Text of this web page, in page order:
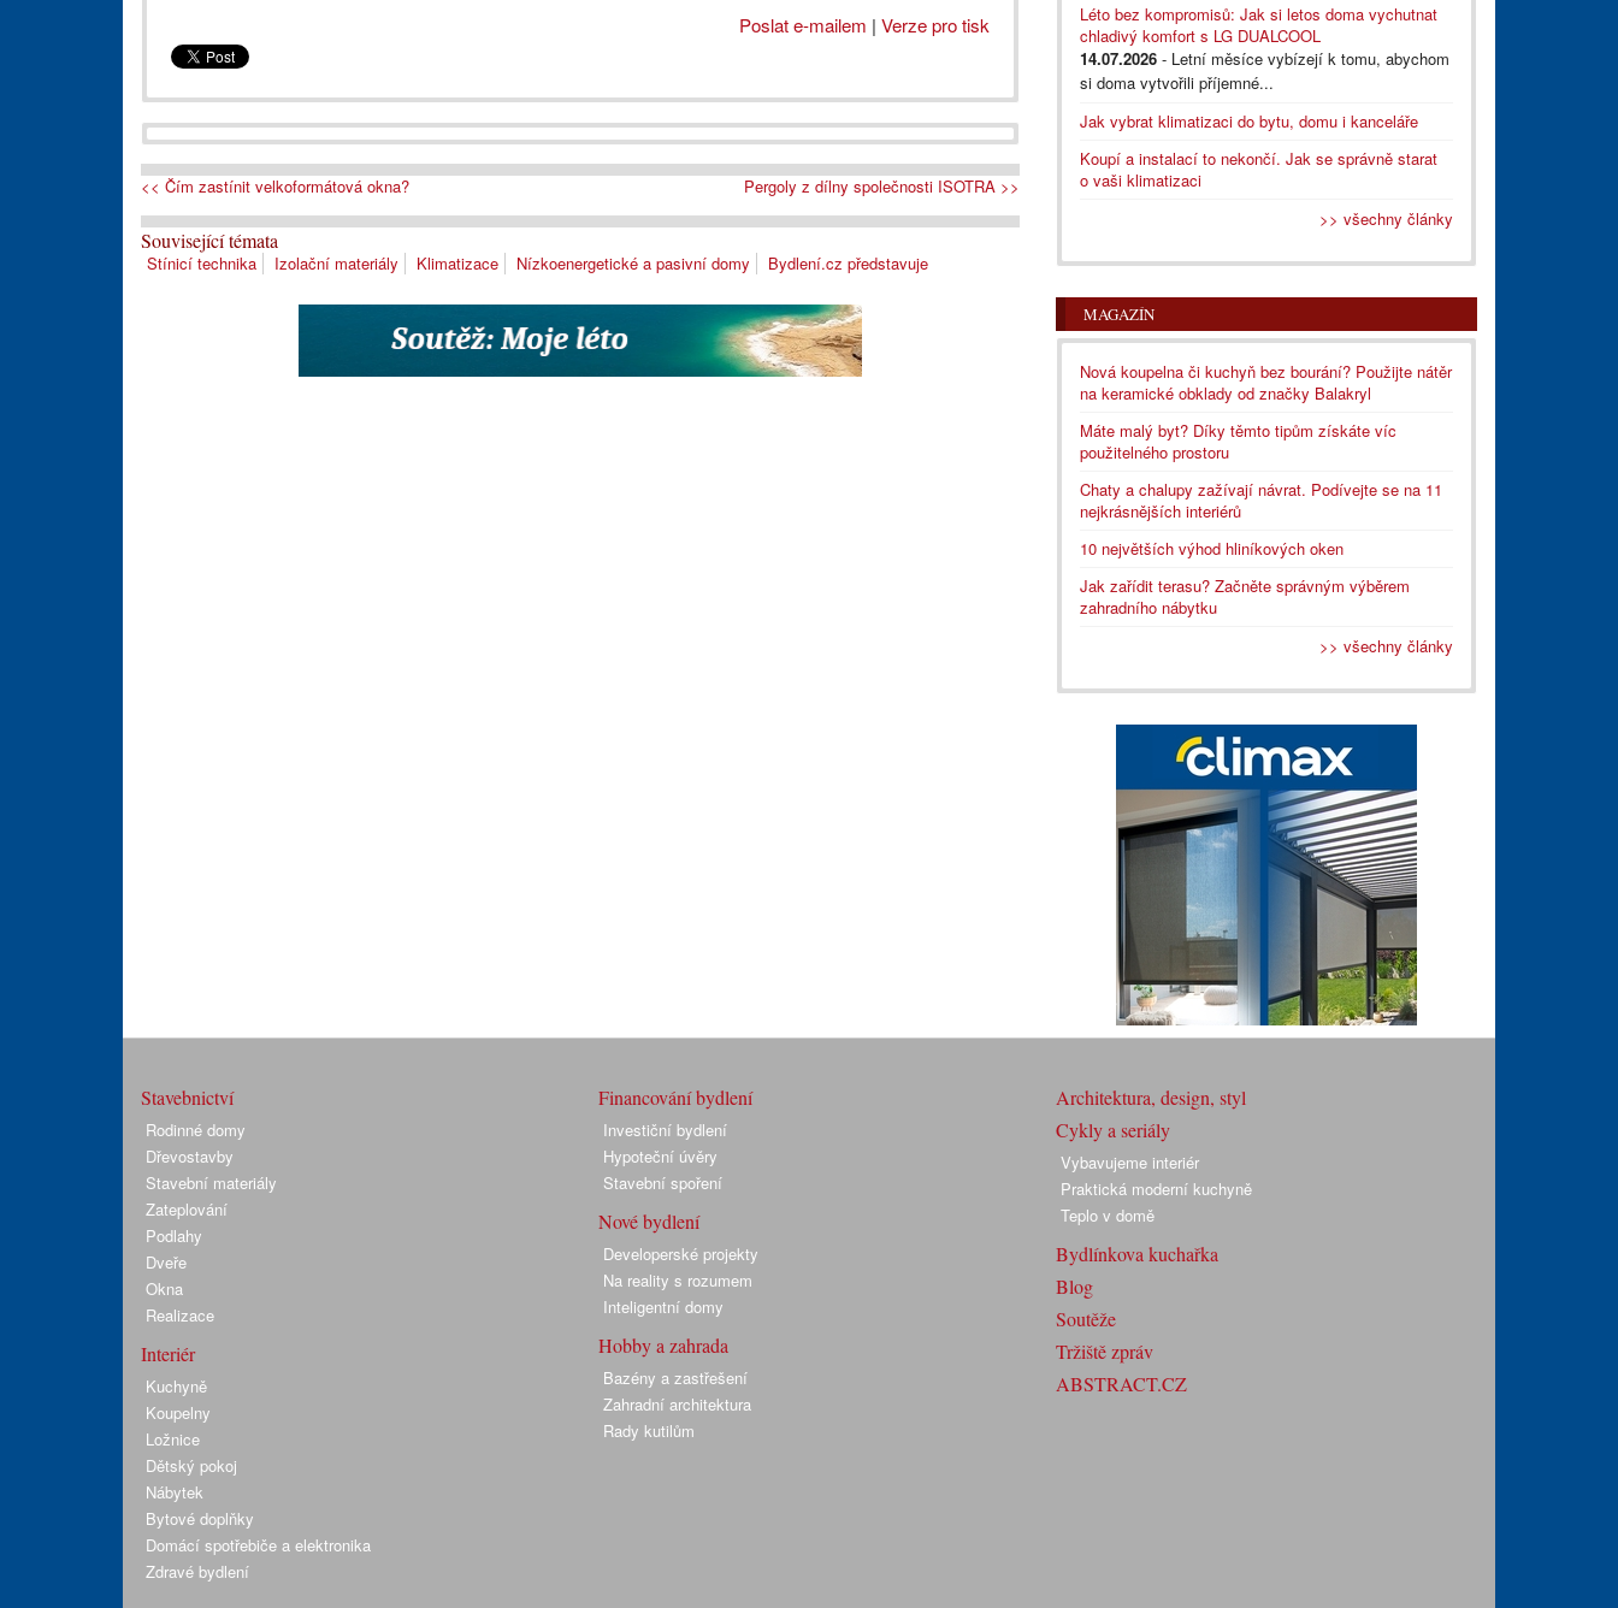
Poslat e-mailem | Verze pro tisk
<< Čím zastínit velkoformátová okna? Pergoly z dílny společnosti ISOTRA >>
Související témata
Stínicí technika Izolační materiály Klimatizace Nízkoenergetické a pasivní domy Bydlení.cz představuje
Léto bez kompromisů: Jak si letos doma vychutnat
chladivý komfort s LG DUALCOOL
14.07.2026 - Letní měsíce vybízejí k tomu, abychom
si doma vytvořili příjemné...
Jak vybrat klimatizaci do bytu, domu i kanceláře
Koupí a instalací to nekončí. Jak se správně starat
o vaši klimatizaci
>> všechny články
MAGAZÍN
Nová koupelna či kuchyň bez bourání? Použijte nátěr
na keramické obklady od značky Balakryl
Máte malý byt? Díky těmto tipům získáte víc
použitelného prostoru
Chaty a chalupy zažívají návrat. Podívejte se na 11
nejkrásnějších interiérů
10 největších výhod hliníkových oken
Jak zařídit terasu? Začněte správným výběrem
zahradního nábytku
>> všechny články
Stavebnictví
Rodinné domy
Dřevostavby
Stavební materiály
Zateplování
Podlahy
Dveře
Okna
Realizace
Interiér
Kuchyně
Koupelny
Ložnice
Dětský pokoj
Nábytek
Bytové doplňky
Domácí spotřebiče a elektronika
Zdravé bydlení
Financování bydlení
Investiční bydlení
Hypoteční úvěry
Stavební spoření
Nové bydlení
Developerské projekty
Na reality s rozumem
Inteligentní domy
Hobby a zahrada
Bazény a zastřešení
Zahradní architektura
Rady kutilům
Architektura, design, styl
Cykly a seriály
Vybavujeme interiér
Praktická moderní kuchyně
Teplo v domě
Bydlínkova kuchařka
Blog
Soutěže
Tržiště zpráv
ABSTRACT.CZ